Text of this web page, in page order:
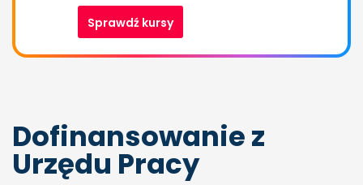
Sprawdź kursy
Dofinansowanie z
Urzędu Pracy